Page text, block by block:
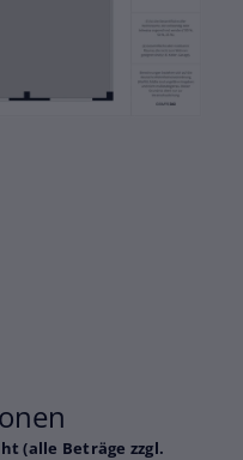
(alle Beträge zzgl.